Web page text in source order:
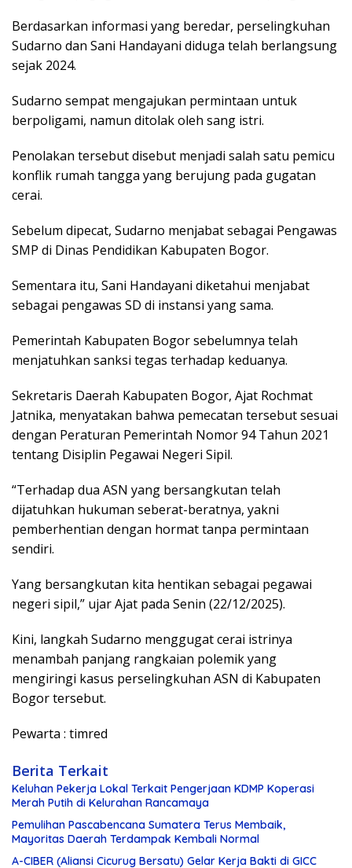
Berdasarkan informasi yang beredar, perselingkuhan
Sudarno dan Sani Handayani diduga telah berlangsung
sejak 2024.
Sudarno sempat mengajukan permintaan untuk
berpoligami, namun ditolak oleh sang istri.
Penolakan tersebut disebut menjadi salah satu pemicu
konflik rumah tangga yang berujung pada gugatan
cerai.
Sebelum dipecat, Sudarno menjabat sebagai Pengawas
SMP di Dinas Pendidikan Kabupaten Bogor.
Sementara itu, Sani Handayani diketahui menjabat
sebagai pengawas SD di instansi yang sama.
Pemerintah Kabupaten Bogor sebelumnya telah
menjatuhkan sanksi tegas terhadap keduanya.
Sekretaris Daerah Kabupaten Bogor, Ajat Rochmat
Jatnika, menyatakan bahwa pemecatan tersebut sesuai
dengan Peraturan Pemerintah Nomor 94 Tahun 2021
tentang Disiplin Pegawai Negeri Sipil.
“Terhadap dua ASN yang bersangkutan telah
dijatuhkan hukuman seberat-beratnya, yakni
pemberhentian dengan hormat tanpa permintaan
sendiri.
Yang bersangkutan kita hentikan sebagai pegawai
negeri sipil,” ujar Ajat pada Senin (22/12/2025).
Kini, langkah Sudarno menggugat cerai istrinya
menambah panjang rangkaian polemik yang
mengiringi kasus perselingkuhan ASN di Kabupaten
Bogor tersebut.
Pewarta : timred
Berita Terkait
Keluhan Pekerja Lokal Terkait Pengerjaan KDMP Koperasi
Merah Putih di Kelurahan Rancamaya
Pemulihan Pascabencana Sumatera Terus Membaik,
Mayoritas Daerah Terdampak Kembali Normal
A-CIBER (Aliansi Cicurug Bersatu) Gelar Kerja Bakti di GICC